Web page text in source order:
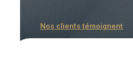
Nos clients témoignent